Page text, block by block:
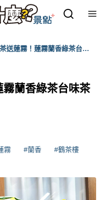
送蓮霧！蓮霧蘭香綠茶台味
蘭香綠茶台味茶
霧 #蘭香 #鶴茶樓